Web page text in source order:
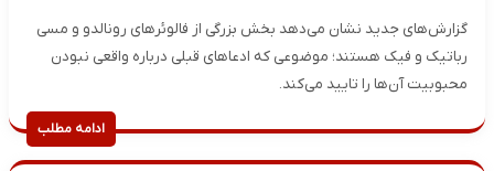
گزارش‌های جدید نشان می‌دهد بخش بزرگی از فالوئرهای رونالدو و مسی
رباتیک و فیک هستند؛ موضوعی که ادعاهای قبلی درباره واقعی نبودن
محبوبیت آن‌ها را تایید می‌کند.
ادامه مطلب